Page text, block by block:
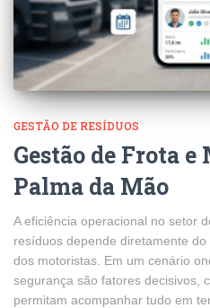
GESTÃO DE RESÍDUOS
Gestão de Frota
Palma da Mão
A eficiência operacional no setor
resíduos depende diretamente
dos motoristas. Em um cenário
segurança são fatores decisivos,
permitam acompanhar tudo em